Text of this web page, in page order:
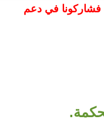
فشاركونا في دعم